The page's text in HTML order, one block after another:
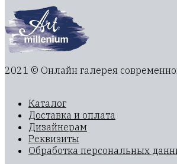
2021 © Онлайн галерея
Каталог
Доставка и оплата
Дизайнерам
Реквизиты
Обработка персональных